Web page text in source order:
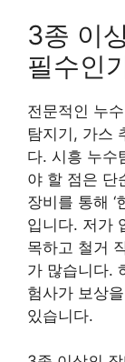
3종 이
필수인
전문적인 누
탐지기, 가스
다. 시흥 누수
야 할 점은 단
장비를 통해 ‘
입니다. 저가
목하고 철거
가 많습니다.
험사가 보상
있습니다.